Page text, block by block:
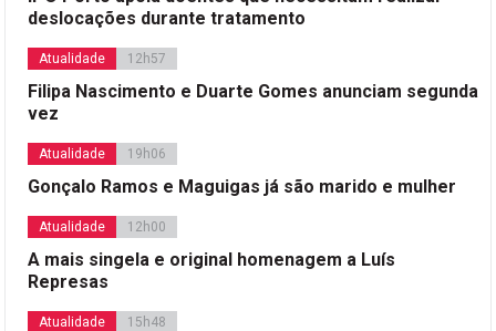
deslocações durante tratamento
Atualidade 12h57
Filipa Nascimento e Duarte Gomes anunciam segunda
vez
Atualidade 19h06
Gonçalo Ramos e Maguigas já são marido e mulher
Atualidade 12h00
A mais singela e original homenagem a Luís
Represas
Atualidade 15h48